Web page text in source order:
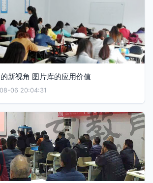
新视角 图片库的应用价值
06 20:04:31